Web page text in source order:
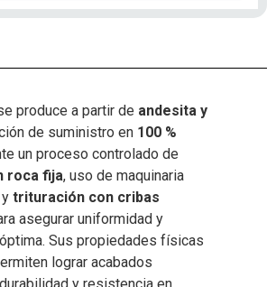
produce a partir de andesita y
de suministro en 100 %
un proceso controlado de
roca fija, uso de maquinaria
trituración con cribas
asegurar uniformidad y
Sus propiedades físicas
lograr acabados
y resistencia en